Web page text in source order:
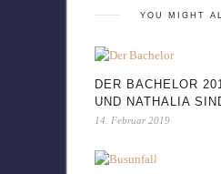
YOU MIGHT
DER BACHELOR
UND NATHALIA
14. Februar 2019